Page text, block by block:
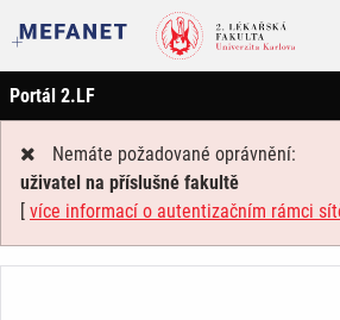
Portál 2.LF
Nemáte požadované oprávnění:
uživatel na příslušné fakultě
[ více informací o autentizačním rámci